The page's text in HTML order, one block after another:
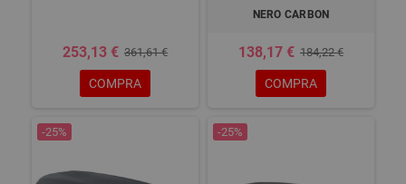
253,13 € 361,61 €
COMPRA
NERO CARBON
138,17 € 184,22 €
COMPRA
-25% -25%